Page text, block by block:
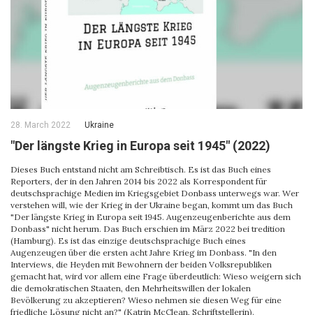
28. March 2022 Ukraine
"Der längste Krieg in Europa seit 1945" (2022)
Dieses Buch entstand nicht am Schreibtisch. Es ist das Buch eines
Reporters, der in den Jahren 2014 bis 2022 als Korrespondent für
deutschsprachige Medien im Kriegsgebiet Donbass unterwegs war. Wer
verstehen will, wie der Krieg in der Ukraine began, kommt um das Buch
"Der längste Krieg in Europa seit 1945. Augenzeugenberichte aus dem
Donbass" nicht herum. Das Buch erschien im März 2022 bei tredition
(Hamburg). Es ist das einzige deutschsprachige Buch eines
Augenzeugen über die ersten acht Jahre Krieg im Donbass. "In den
Interviews, die Heyden mit Bewohnern der beiden Volksrepubliken
gemacht hat, wird vor allem eine Frage überdeutlich: Wieso weigern sich
die demokratischen Staaten, den Mehrheitswillen der lokalen
Bevölkerung zu akzeptieren? Wieso nehmen sie diesen Weg für eine
friedliche Lösung nicht an?" (Katrin McClean, Schriftstellerin).